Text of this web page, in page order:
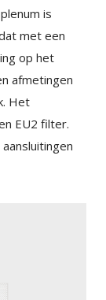
is
met een
op het
afmetingen
Het
EU2 filter.